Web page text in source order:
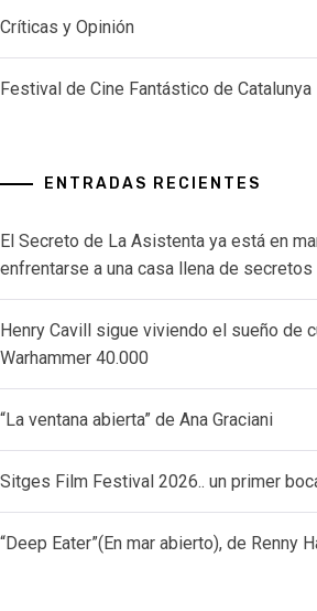
Críticas y Opinión
Festival de Cine Fantástico de Catalunya
ENTRADAS RECIENTES
El Secreto de La Asistenta ya está en
enfrentarse a una casa llena de secretos
Henry Cavill sigue viviendo el sueño de
Warhammer 40.000
“La ventana abierta” de Ana Graciani
Sitges Film Festival 2026.. un primer
“Deep Eater”(En mar abierto), de Renny